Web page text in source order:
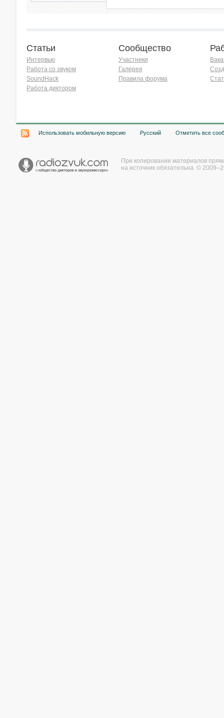
Статьи
Интервью
Работа со звуком
SoundHack
Работа диктором
Сообщество
Участники
Галерея
Правила форума
Использовать мобильную версию Русский Отметить все
При копировании материалов
на источник обязательна. ©